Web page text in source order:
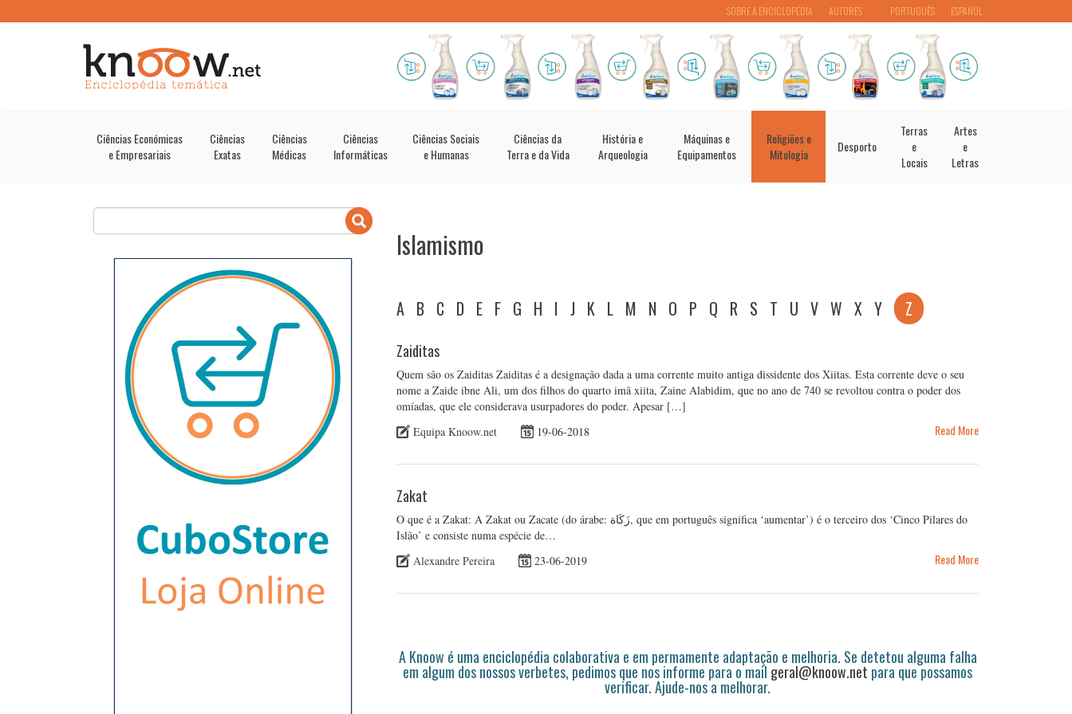
PORTUGUÊS ESPAÑOL
SOBRE A ENCICLOPÉDIA AUTORES
Ciências Económicas
e Empresariais
Ciências
Exatas
Ciências
Médicas
Ciências
Informáticas
Ciências Sociais
e Humanas
Ciências da
Terra e da Vida
História e
Arqueologia
Máquinas e
Equipamentos
Religiões e
Mitologia
Desporto
Terras
e
Locais
Artes
e
Letras
Islamismo
A B C D E F G H I J K L M N O P Q R S T U V W X Y Z
Zaiditas
Quem são os Zaiditas Zaiditas é a designação dada a uma corrente muito antiga dissidente dos Xiitas. Esta corrente deve o seu
nome a Zaide ibne Ali, um dos filhos do quarto imã xiita, Zaine Alabidim, que no ano de 740 se revoltou contra o poder dos
omíadas, que ele considerava usurpadores do poder. Apesar […]
Equipa Knoow.net
19-06-2018 Read More
Zakat
O que é a Zakat: A Zakat ou Zacate (do árabe: زَكَاة, que em português significa ‘aumentar’) é o terceiro dos ‘Cinco Pilares do
Islão’ e consiste numa espécie de…
Alexandre Pereira
23-06-2019 Read More
A Knoow é uma enciclopédia colaborativa e em permamente adaptação e melhoria. Se detetou alguma falha
em algum dos nossos verbetes, pedimos que nos informe para o mail geral@knoow.net para que possamos
verificar. Ajude-nos a melhorar.